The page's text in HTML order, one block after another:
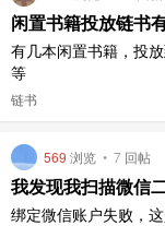
闲置书籍投放链书
有几本闲置书籍，投
等
链书
569 浏览 • 7 回帖
我发现我扫描微信
绑定微信账户失败，